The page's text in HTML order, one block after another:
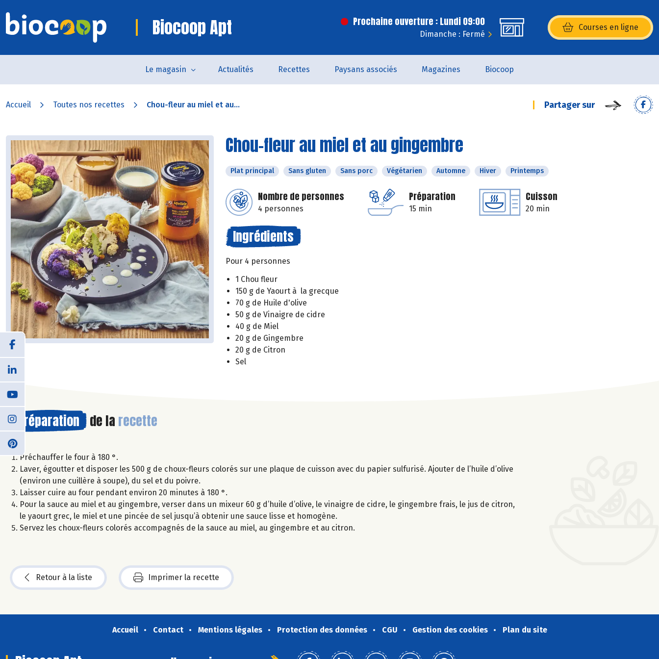
Biocoop Apt Prochaine ouverture : Lundi 09:00
Dimanche : Fermé
Courses en ligne
(s’ouvre dans une nouvelle
Le magasin Actualités Recettes Paysans associés Magazines Biocoop
Accueil Toutes nos recettes Chou-fleur au miel et au... Partager sur
Chou-fleur au miel et au gingembre
Plat principal Sans gluten Sans porc Végétarien Automne Hiver Printemps
Nombre de personnes
4 personnes
Préparation
15 min
Cuisson
20 min
Ingrédients
Pour 4 personnes
1 Chou fleur
150 g de Yaourt à la grecque
70 g de Huile d'olive
50 g de Vinaigre de cidre
40 g de Miel
20 g de Gingembre
20 g de Citron
Sel
Préparation de la recette
Préchauffer le four à 180 °.
Laver, égoutter et disposer les 500 g de choux-fleurs colorés sur une plaque de cuisson avec du papier sulfurisé. Ajouter de l’huile d’olive
(environ une cuillère à soupe), du sel et du poivre.
Laisser cuire au four pendant environ 20 minutes à 180 °.
Pour la sauce au miel et au gingembre, verser dans un mixeur 60 g d’huile d’olive, le vinaigre de cidre, le gingembre frais, le jus de citron,
le yaourt grec, le miel et une pincée de sel jusqu’à obtenir une sauce lisse et homogène.
Servez les choux-fleurs colorés accompagnés de la sauce au miel, au gingembre et au citron.
Retour à la liste Imprimer la recette
Accueil Contact Mentions légales Protection des données CGU Gestion des cookies Plan du site